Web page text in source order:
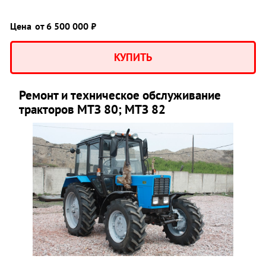
Цена от 6 500 000 ₽
КУПИТЬ
Ремонт и техническое обслуживание
тракторов МТЗ 80; МТЗ 82